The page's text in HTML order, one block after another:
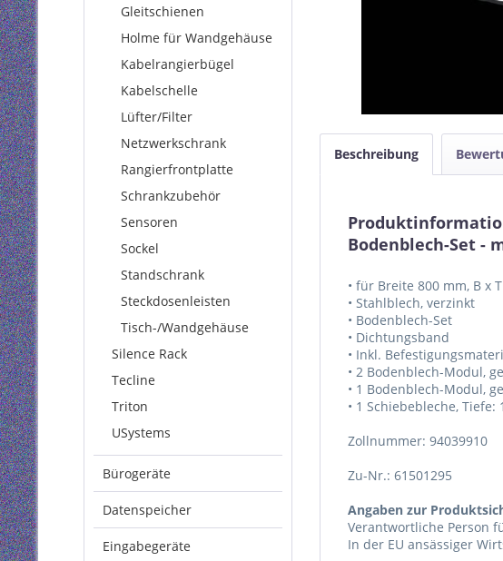
Gleitschienen
Holme für Wandgehäuse
Kabelrangierbügel
Kabelschelle
Lüfter/Filter
Netzwerkschrank
Rangierfrontplatte
Schrankzubehör
Sensoren
Sockel
Standschrank
Steckdosenleisten
Tisch-/Wandgehäuse
Silence Rack
Tecline
Triton
USystems
Bürogeräte
Datenspeicher
Eingabegeräte
Beschreibung
Bodenblech-Set -
• für Breite 800 mm, B x
• Stahlblech, verzinkt
• Bodenblech-Set
• Dichtungsband
• Inkl.
• 2 Bodenblech-Modul,
• 1 Bodenblech-Modul,
• 1 Schiebebleche, Tiefe:
Zollnummer: 94039910
Zu-Nr.: 61501295
Angaben zur
Verantwortliche Person
In der EU ansässiger